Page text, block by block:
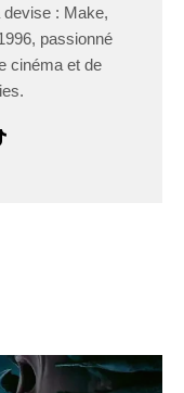
: Make,
passionné
cinéma et de